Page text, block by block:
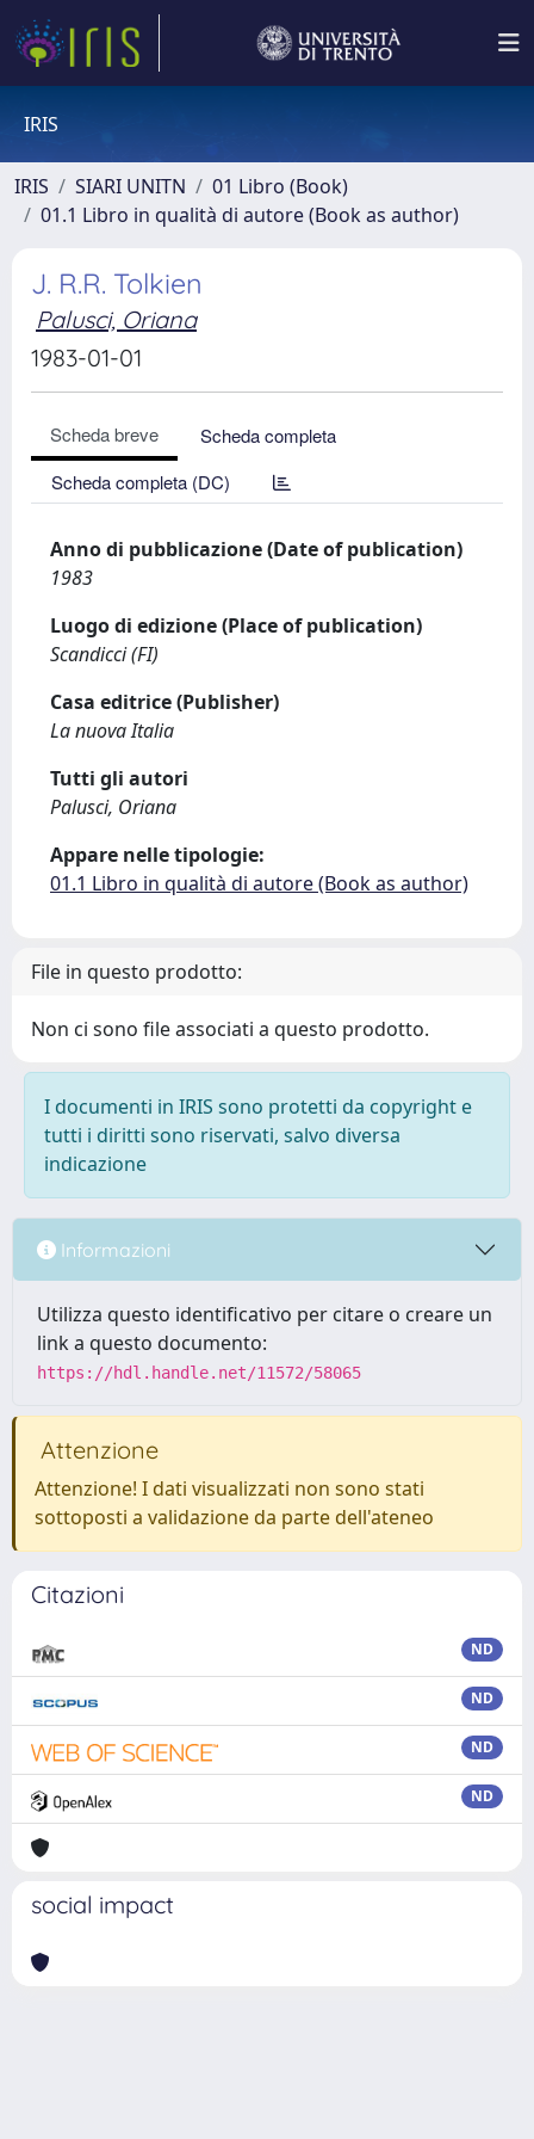
IRIS
IRIS SIARI UNITN
01 Libro (Book)
01.1 Libro in qualità di autore (Book as author)
J. R.R. Tolkien
Palusci, Oriana
1983-01-01
Scheda breve
Scheda completa
Scheda completa (DC)
Anno di pubblicazione (Date of publication)
1983
Luogo di edizione (Place of publication)
Scandicci (FI)
Casa editrice (Publisher)
La nuova Italia
Tutti gli autori
Palusci, Oriana
Appare nelle tipologie:
01.1 Libro in qualità di autore (Book as author)
File in questo prodotto:
Non ci sono file associati a questo prodotto.
I documenti in IRIS sono protetti da copyright e
tutti i diritti sono riservati, salvo diversa
indicazione
Informazioni
Utilizza questo identificativo per citare o creare un
link a questo documento:
https://hdl.handle.net/11572/58065
Attenzione
Attenzione! I dati visualizzati non sono stati
sottoposti a validazione da parte dell'ateneo
Citazioni
ND
ND
ND
ND
social impact